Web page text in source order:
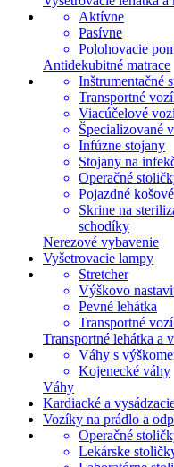
Aktívne
Pasívne
Polohovacie
Antidekubitné matrace
Inštrumentačné
Transportné
Viacúčelové
Špecializované
Infúzne stojany
Stojany na
Operačné
Pojazdné
Skrine na
schodíky
Nerezové vybavenie
Vyšetrovacie lampy
Stretcher
Výškovo
Pevné lehátka
Transportné
Transportné lehátka a
Váhy s
Kojenecké váhy
Váhy
Kardiacké a
Vozíky na prádlo a
Operačné
Lekárske